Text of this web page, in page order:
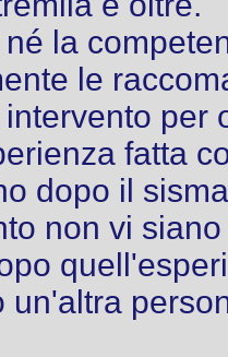
la
le
per
fatta
dopo il
non vi
un'altra